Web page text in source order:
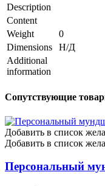
Description
Content
Weight
0
Dimensions
Н/Д
Additional
information
Сопутствующие
Добавить в список
Добавить в список
Персональный